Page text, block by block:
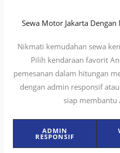
Sewa Motor Jakarta Dengan
Nikmati kemudahan sewa
Pilih kendaraan favorit
pemesanan dalam hitungan
dengan admin responsif
siap membantu
ADMIN
RESPONSIF